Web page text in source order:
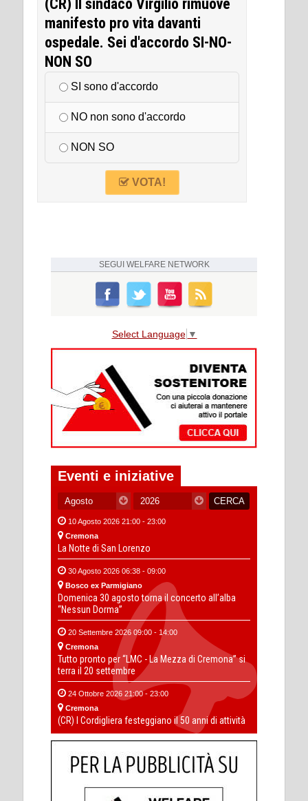
(CR) Il sindaco Virgilio rimuove
manifesto pro vita davanti
ospedale. Sei d'accordo SI-NO-
NON SO
SI sono d'accordo
NO non sono d'accordo
NON SO
VOTA!
SEGUI WELFARE NETWORK
Select Language ▼
Eventi e iniziative
10 Agosto 2026 21:00 - 23:00
Cremona
La Notte di San Lorenzo
30 Agosto 2026 06:38 - 09:00
Bosco ex Parmigiano
Domenica 30 agosto torna il concerto all’alba
“Nessun Dorma”
20 Settembre 2026 09:00 - 14:00
Cremona
Tutto pronto per “LMC - La Mezza di Cremona” si
terra il 20 settembre
24 Ottobre 2026 21:00 - 23:00
Cremona
(CR) I Cordigliera festeggiano il 50 anni di attività